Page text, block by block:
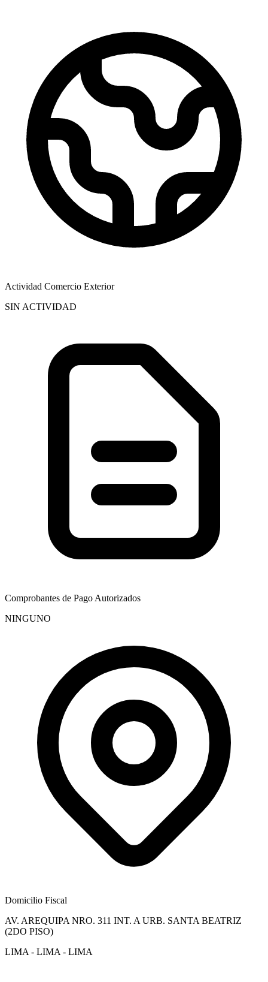
Actividad Comercio Exterior
SIN ACTIVIDAD
Comprobantes de Pago Autorizados
NINGUNO
Domicilio Fiscal
AV. AREQUIPA NRO. 311 INT. A URB. SANTA BEATRIZ
(2DO PISO)
LIMA - LIMA - LIMA